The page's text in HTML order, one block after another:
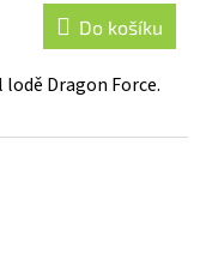
Do košíku
Dragon Force.